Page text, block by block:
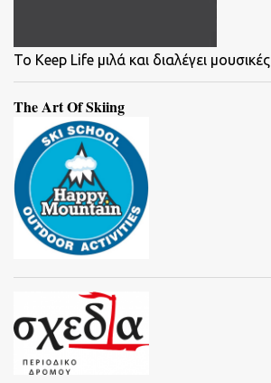
To Keep Life μιλά και διαλέγει μουσικές
The Art Of Skiing